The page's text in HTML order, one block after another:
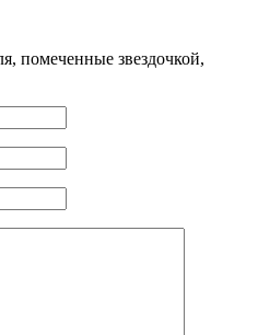
помеченные звездочкой,